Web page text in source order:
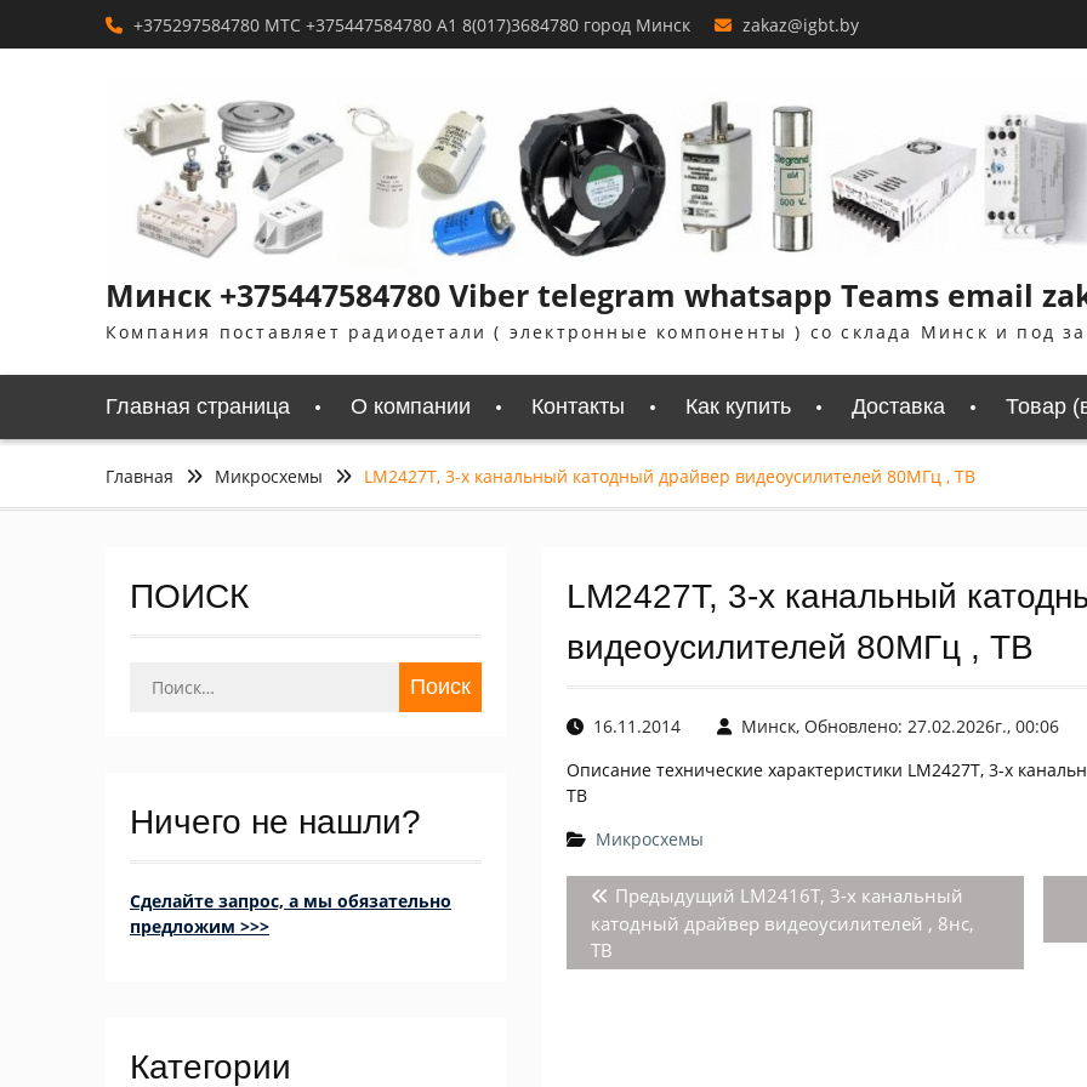
+375297584780 MTC +375447584780 A1 8(017)3684780 город Минск zakaz@igbt.by
Минск +375447584780 Viber telegram whatsapp Teams email
Компания поставляет радиодетали ( электронные компоненты ) со склада Минск и под
Главная страница О компании Контакты Как купить Доставка Товар
Главная Микросхемы LM2427T, 3-х канальный катодный драйвер видеоусилителей 80МГц , ТВ
LM2427T, 3-х канальный
видеоусилителей 80МГц , ТВ
16.11.2014
Минск, Обновлено: 27.02.2026г., 00:06
Описание технические характеристики LM2427T, 3-х
ТВ
Микросхемы
Навигация
по
записям
Предыдущий Предыдущая
запись:
LM2416T, 3-х канальный
катодный драйвер видеоусилителей , 8нс,
ТВ
ПОИСК
Ничего не нашли?
Сделайте запрос, а мы обязательно
предложим >>>
Категории